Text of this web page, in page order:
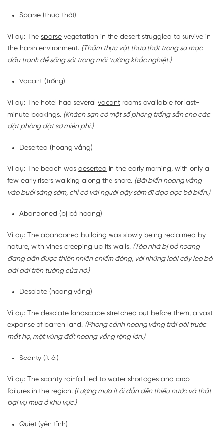
Sparse (thưa thớt)
Ví dụ: The sparse vegetation in the desert struggled to survive in
the harsh environment. (Thảm thực vật thưa thớt trong sa mạc
đấu tranh để sống sót trong môi trường khắc nghiệt.)
Vacant (trống)
Ví dụ: The hotel had several vacant rooms available for last-
minute bookings. (Khách sạn có một số phòng trống sẵn cho các
đặt phòng đặt sơ miễn phí.)
Deserted (hoang vắng)
Ví dụ: The beach was deserted in the early morning, with only a
few early risers walking along the shore. (Bãi biển hoang vắng
vào buổi sáng sớm, chỉ có vài người dậy sớm đi dạo dọc bờ biển.)
Abandoned (bị bỏ hoang)
Ví dụ: The abandoned building was slowly being reclaimed by
nature, with vines creeping up its walls. (Tòa nhà bị bỏ hoang
đang dần được thiên nhiên chiếm đóng, với những loài cây leo bò
dài dài trên tường của nó.)
Desolate (hoang vắng)
Ví dụ: The desolate landscape stretched out before them, a vast
expanse of barren land. (Phong cảnh hoang vắng trải dài trước
mắt họ, một vùng đất hoang vắng rộng lớn.)
Scanty (ít ỏi)
Ví dụ: The scanty rainfall led to water shortages and crop
failures in the region. (Lượng mưa ít ỏi dẫn đến thiếu nước và thất
bại vụ mùa ở khu vực.)
Quiet (yên tĩnh)